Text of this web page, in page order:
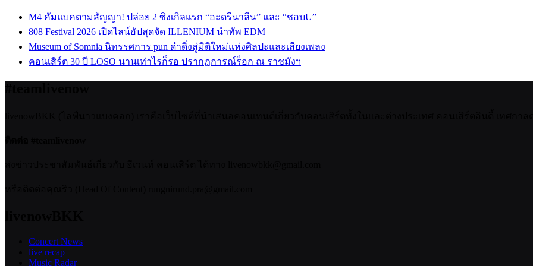
M4 คัมแบคตามสัญญา! ปล่อย 2 ซิงเกิลแรก “อะดรีนาลีน” และ “ชอบU”
808 Festival 2026 เปิดไลน์อัปสุดจัด ILLENIUM นำทัพ EDM
Museum of Somnia นิทรรศการ pun ดำดิ่งสู่มิติใหม่แห่งศิลปะและเสียงเพลง
คอนเสิร์ต 30 ปี LOSO นานเท่าไรก็รอ ปรากฏการณ์ร็อก ณ ราชมังฯ
Concert News
live recap
Music Radar